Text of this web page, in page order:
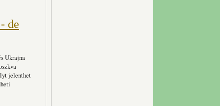
de
Ukrajna
jelenthet